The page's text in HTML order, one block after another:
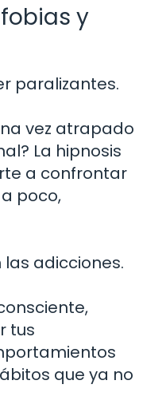
y
paralizantes.
vez atrapado
La hipnosis
a confrontar
poco,
adicciones.
tus
que ya no